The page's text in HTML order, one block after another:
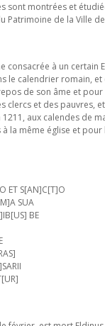
sont montrées et
Patrimoine de la Ville
à un certain
le calendrier romain,
de son âme et
et des pauvres, et
aux calendes de
la même église et pour
ET S[AN]C[T]O
SUA
BE